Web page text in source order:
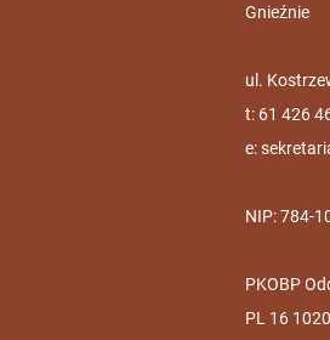
Gnieźnie
ul.
t: 61 426
e:
NIP: 784-
PKOBP
PL 16